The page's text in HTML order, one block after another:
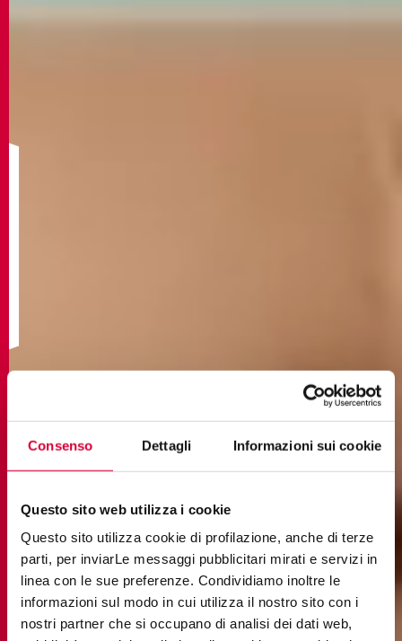
Consenso Dettagli Informazioni sui cookie
Questo sito web utilizza i cookie
Questo sito utilizza cookie di profilazione, anche di terze
parti, per inviarLe messaggi pubblicitari mirati e servizi in
linea con le sue preferenze. Condividiamo inoltre le
informazioni sul modo in cui utilizza il nostro sito con i
nostri partner che si occupano di analisi dei dati web,